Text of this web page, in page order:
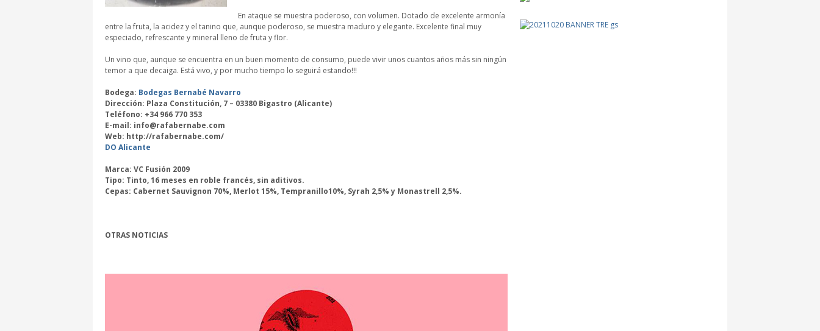
En ataque se muestra poderoso, con volumen. Dotado de excelente armonía
entre la fruta, la acidez y el tanino que, aunque poderoso, se muestra maduro y elegante. Excelente final muy
especiado, refrescante y mineral lleno de fruta y flor.
Un vino que, aunque se encuentra en un buen momento de consumo, puede vivir unos cuantos años más sin ningún
temor a que decaiga. Está vivo, y por mucho tiempo lo seguirá estando!!!
Bodega: Bodegas Bernabé Navarro
Dirección: Plaza Constitución, 7 – 03380 Bigastro (Alicante)
Teléfono: +34 966 770 353
E-mail: info@rafabernabe.com
Web: http://rafabernabe.com/
DO Alicante
Marca: VC Fusión 2009
Tipo: Tinto, 16 meses en roble francés, sin aditivos.
Cepas: Cabernet Sauvignon 70%, Merlot 15%, Tempranillo10%, Syrah 2,5% y Monastrell 2,5%.
OTRAS NOTICIAS